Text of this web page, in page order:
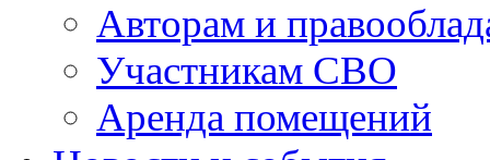
Авторам и
Участникам СВО
Аренда помещений